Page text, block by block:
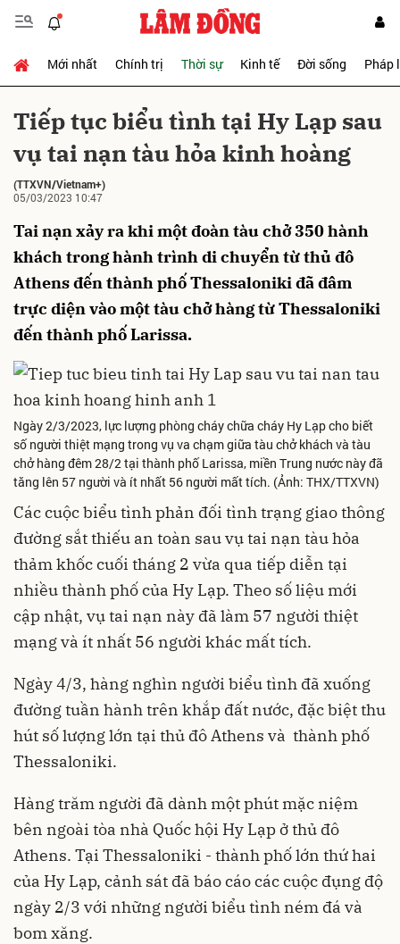
Mới nhất Chính trị Thời sự Kinh tế Đời sống Pháp
Tiếp tục biểu tình tại Hy Lạp sau
vụ tai nạn tàu hỏa kinh hoàng
(TTXVN/Vietnam+)
05/03/2023 10:47
Tai nạn xảy ra khi một đoàn tàu chở 350 hành
khách trong hành trình di chuyển từ thủ đô
Athens đến thành phố Thessaloniki đã đâm
trực diện vào một tàu chở hàng từ Thessaloniki
đến thành phố Larissa.
Ngày 2/3/2023, lực lượng phòng cháy chữa cháy Hy Lạp cho biết
số người thiệt mạng trong vụ va chạm giữa tàu chở khách và tàu
chở hàng đêm 28/2 tại thành phố Larissa, miền Trung nước này đã
tăng lên 57 người và ít nhất 56 người mất tích. (Ảnh: THX/TTXVN)
Các cuộc biểu tình phản đối tình trạng giao thông
đường sắt thiếu an toàn sau vụ tai nạn tàu hỏa
thảm khốc cuối tháng 2 vừa qua tiếp diễn tại
nhiều thành phố của Hy Lạp. Theo số liệu mới
cập nhật, vụ tai nạn này đã làm 57 người thiệt
mạng và ít nhất 56 người khác mất tích.
Ngày 4/3, hàng nghìn người biểu tình đã xuống
đường tuần hành trên khắp đất nước, đặc biệt thu
hút số lượng lớn tại thủ đô Athens và thành phố
Thessaloniki.
Hàng trăm người đã dành một phút mặc niệm
bên ngoài tòa nhà Quốc hội Hy Lạp ở thủ đô
Athens. Tại Thessaloniki - thành phố lớn thứ hai
của Hy Lạp, cảnh sát đã báo cáo các cuộc đụng độ
ngày 2/3 với những người biểu tình ném đá và
bom xăng.
Gửi bình luận